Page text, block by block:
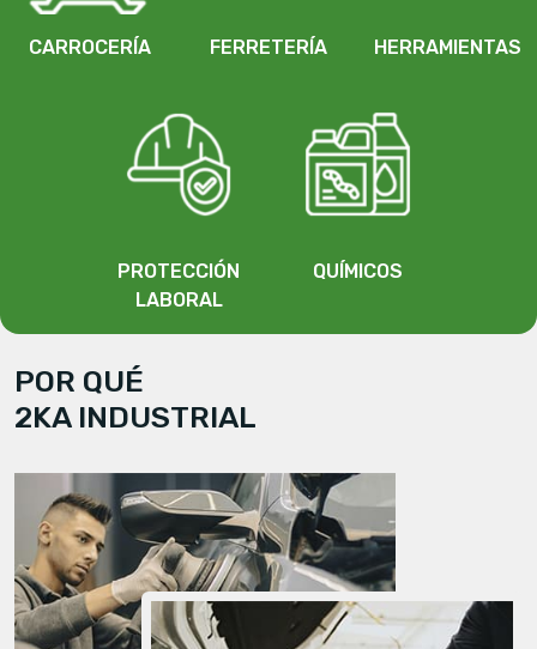
CARROCERÍA FERRETERÍA HERRAMIENTAS
PROTECCIÓN
LABORAL
QUÍMICOS
POR QUÉ
2KA INDUSTRIAL